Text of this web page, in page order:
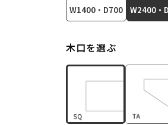
W1400・D700 W2400・
木口を選ぶ